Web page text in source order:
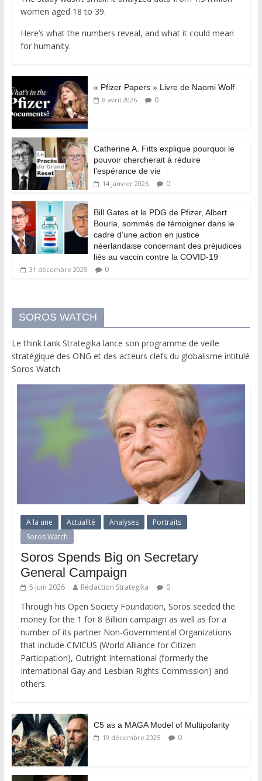
women aged 18 to 39.
Here’s what the numbers reveal, and what it could mean
for humanity.
« Pfizer Papers » Livre de Naomi Wolf
8 avril 2026 0
Catherine A. Fitts explique pourquoi le
pouvoir chercherait à réduire
l’espérance de vie
14 janvier 2026 0
Bill Gates et le PDG de Pfizer, Albert
Bourla, sommés de témoigner dans le
cadre d’une action en justice
néerlandaise concernant des préjudices
liés au vaccin contre la COVID-19
31 décembre 2025 0
SOROS WATCH
Le think tank Strategika lance son programme de veille
stratégique des ONG et des acteurs clefs du globalisme intitulé
Soros Watch
A la une Actualité Analyses
Portraits
Soros Watch
Soros Spends Big on Secretary
General Campaign
5 juin 2026 Rédaction Strategika 0
Through his Open Society Foundation, Soros seeded the
money for the 1 for 8 Billion campaign as well as for a
number of its partner Non-Governmental Organizations
that include CIVICUS (World Alliance for Citizen
Participation), Outright International (formerly the
International Gay and Lesbian Rights Commission) and
others.
C5 as a MAGA Model of Multipolarity
19 décembre 2025 0